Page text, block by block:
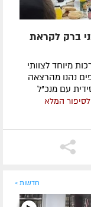
ברק לקראת
מיוחד לצוותי
נהנו מהרצאה
עם מנכ"ל
לסיפור המלא
חדשות »